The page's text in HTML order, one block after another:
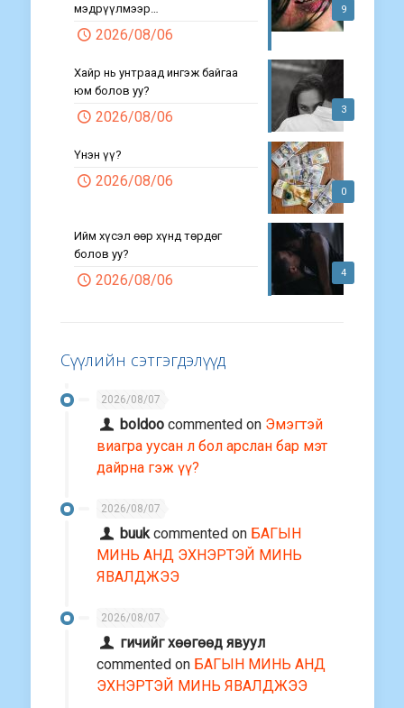
9
мэдрүүлмээр…
2026/08/06
3
Хайр нь унтраад ингэж байгаа
юм болов уу?
2026/08/06
0
Үнэн үү?
2026/08/06
4
Ийм хүсэл өөр хүнд төрдөг
болов уу?
2026/08/06
Сүүлийн сэтгэгдэлүүд
2026/08/07
boldoo commented on Эмэгтэй
виагра уусан л бол арслан бар мэт
дайрна гэж үү?
2026/08/07
buuk commented on БАГЫН
МИНЬ АНД ЭХНЭРТЭЙ МИНЬ
ЯВАЛДЖЭЭ
2026/08/07
гичийг хөөгөөд явуул
commented on БАГЫН МИНЬ АНД
ЭХНЭРТЭЙ МИНЬ ЯВАЛДЖЭЭ